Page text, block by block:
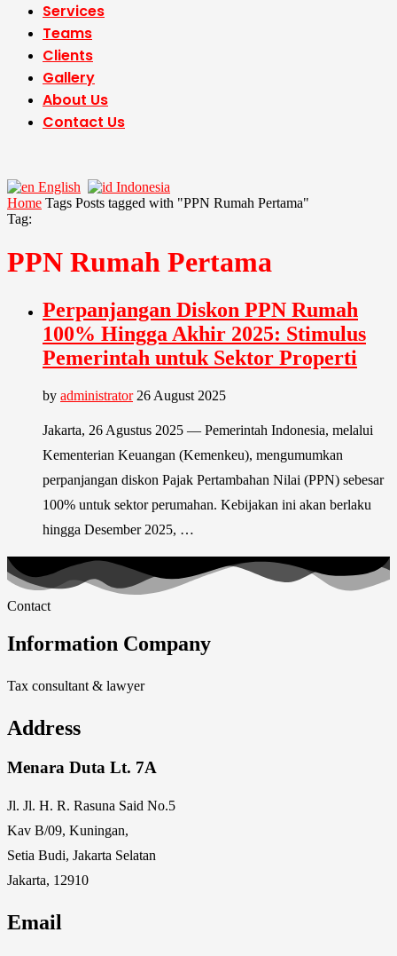
Services
Teams
Clients
Gallery
About Us
Contact Us
English
Indonesia
Home Tags Posts tagged with "PPN Rumah Pertama"
Tag:
PPN Rumah Pertama
Perpanjangan Diskon PPN Rumah
100% Hingga Akhir 2025: Stimulus
Pemerintah untuk Sektor Properti
by administrator 26 August 2025
Jakarta, 26 Agustus 2025 — Pemerintah Indonesia, melalui
Kementerian Keuangan (Kemenkeu), mengumumkan
perpanjangan diskon Pajak Pertambahan Nilai (PPN) sebesar
100% untuk sektor perumahan. Kebijakan ini akan berlaku
hingga Desember 2025, …
Contact
Information Company
Tax consultant & lawyer
Address
Menara Duta Lt. 7A
Jl. Jl. H. R. Rasuna Said No.5
Kav B/09, Kuningan,
Setia Budi, Jakarta Selatan
Jakarta, 12910
Email